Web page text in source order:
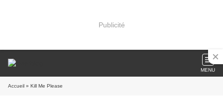
Publicité
MENU
Accueil » Kill Me Please